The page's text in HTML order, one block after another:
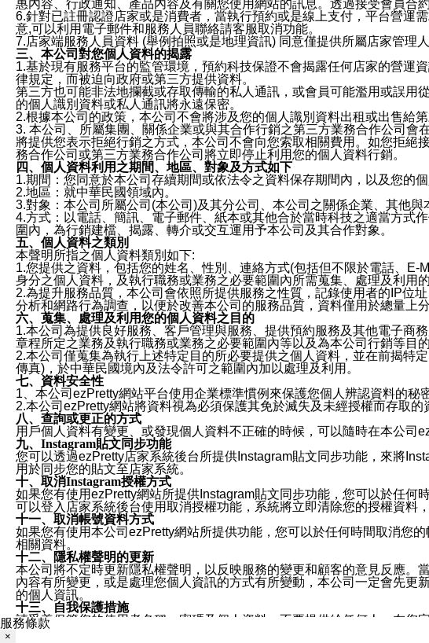
惠內容、行政通知、產品內容及有關您使用網站的訊息。透過接受會員合
6.針對已註冊認證店家或是消費者，當執行預約或是線上支付，平台營運
意,可以利用電子郵件和服務人員聯絡請客服取消功能。
7.店家端服務人員資料 (舉例拍照或是地理資訊) 同意僅提供所屬店家管理
三、本公司對您個人資料的揭露
1.基於現有服務平台的監管環境，預約科技保證不會揭露任何店家的營運
律規定，而被迫向政府或第三方提供資料。
第三方也可能非法地攔截或存取傳輸的私人通訊，或會員可能濫用或誤
的個人識別資料或私人通訊將永遠保密。
2.根據本公司的政策，本公司不會將涉及您的個人識別資料出租或出售給第
3. 本公司、所屬集團、關係企業或與其合作行銷之第三方業務合作公司會
將提供您表示拒絕行銷之方式，本公司不會向您索取相關費用。如您拒
務合作公司或第三方業務合作公司將立即停止利用您的個人資料行銷。
四、個人資料利用之期間、地區、對象及方式如下
1.期間：您同意於本公司存續期間或依法令之資料保存期間內，以及您的
2.地區：就中華民國領域內。
3.對象：本公司所屬公司(本公司)及其分公司、本公司之關係企業、其他與
4.方式：以電話、簡訊、電子郵件、紙本或其他合於當時科技之適當方式
圍內，為行銷建檔、揭露、轉介或交互運用予本公司及其合作對象。
五、個人資料之類別
本聲明所指之個人資料類別如下:
1.您提供之資料，包括您的姓名、性別、連絡方式(包括但不限於電話、
身分之個人資料，及執行職務或業務之必要範圍內所需蒐集、處理及利用的
2.為提升服務品質，本公司會依照所提供服務之性質，記錄使用者的IP位
分析和網路行為調查，以便於改善本公司的服務品質，資料僅用於總量上
六、蒐集、處理及利用您的個人資料之目的
1.本公司為提供良好服務、客戶管理與服務、提供預約服務及其他電子商
章程所定之業務及執行職務或業務之必要範圍內等以及為本公司行銷等目
2.本公司僅蒐集為執行上述特定目的所必要提供之個人資料，並在前揭特
傳真)，於中華民國境內及法令許可之範圍內加以處理及利用。
七、資料安全性
1、本公司ezPretty網站平台使用企業標準慣例來保護您個人辨認資料的
2.本公司ezPretty網站將資料視為必須保護其免於滅失及未經授權而存取
八、查詢或更正的方式
用戶個人資料有變更、或發現個人資料不正確的時候，可以隨時在本公司
九、Instagram貼文同步功能
您可以透過ezPretty店家系統後台所提供Instagram貼文同步功能，來將
用於同步您的貼文至店家系統。
十、取消Instagram授權方式
如果您有使用ezPretty網站所提供Instagram貼文同步功能，您可以於任
可以登入店家系統後台使用取消授權功能，系統將立即清除您的授權資料
十一、取消帳號資料方式
如果您有使用本公司ezPretty網站所提供功能，您可以於任何時間取消您
相關資料。
十二、隱私權聲明的更新
本公司將不定時更新隱私權聲明，以反映服務的變更和顧客的意見反應
內容有所變更，或是處理您個人資訊的方式有所變動，本公司一定會先
的個人資訊。
十三、自我保護措施
請妥善保管您的使用者名稱、密碼及個人資料，不要提供給任何人。在
窗，以防止他人讀取您的個人資料、信件或進入所機關管理區。
服務條款
×